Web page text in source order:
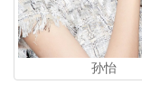
孙怡